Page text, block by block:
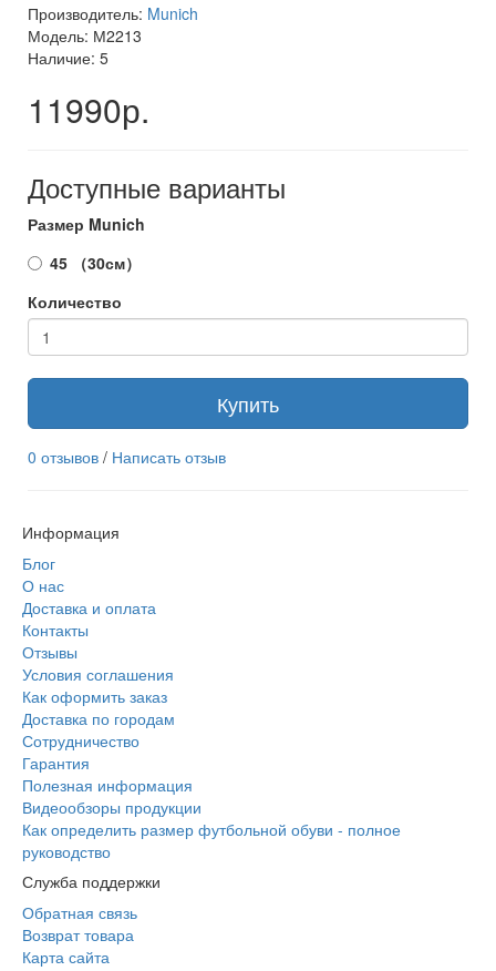
Производитель: Munich
Модель: М2213
Наличие: 5
11990р.
Доступные варианты
Размер Munich
45 （30см）
Количество
Купить
0 отзывов / Написать отзыв
Информация
Блог
О нас
Доставка и оплата
Контакты
Отзывы
Условия соглашения
Как оформить заказ
Доставка по городам
Сотрудничество
Гарантия
Полезная информация
Видеообзоры продукции
Как определить размер футбольной обуви - полное
руководство
Служба поддержки
Обратная связь
Возврат товара
Карта сайта